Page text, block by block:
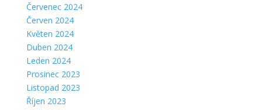
Červenec 2024
Červen 2024
Květen 2024
Duben 2024
Leden 2024
Prosinec 2023
Listopad 2023
Říjen 2023